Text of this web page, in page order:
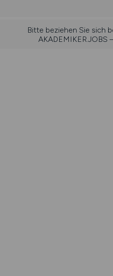
Bitte beziehen Sie sich
AKADEMIKER.JOBS